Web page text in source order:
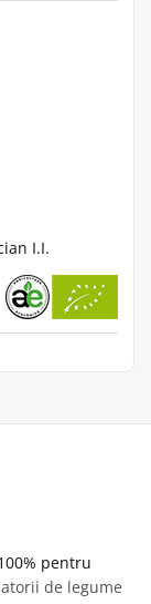
I.I.
pentru
de legume